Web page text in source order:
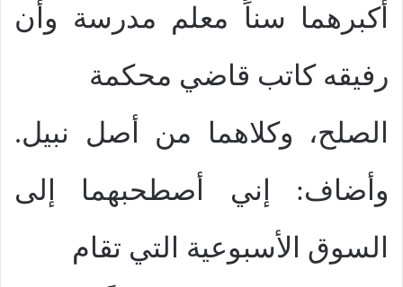
أكبرهما سناً معلم مدرسة وأن
رفيقه كاتب قاضي محكمة
الصلح، وكلاهما من أصل نبيل.
وأضاف: إني أصطحبهما إلى
السوق الأسبوعية التي تقام